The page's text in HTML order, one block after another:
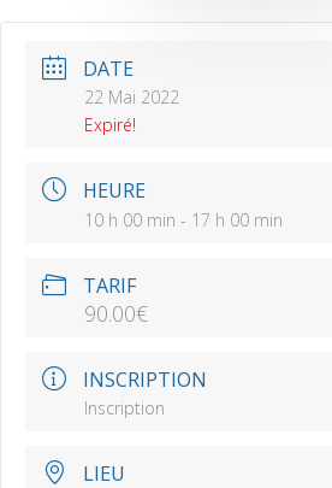
DATE
22 Mai 2022
Expiré!
HEURE
10 h 00 min - 17 h 00 min
TARIF
90.00€
INSCRIPTION
Inscription
LIEU